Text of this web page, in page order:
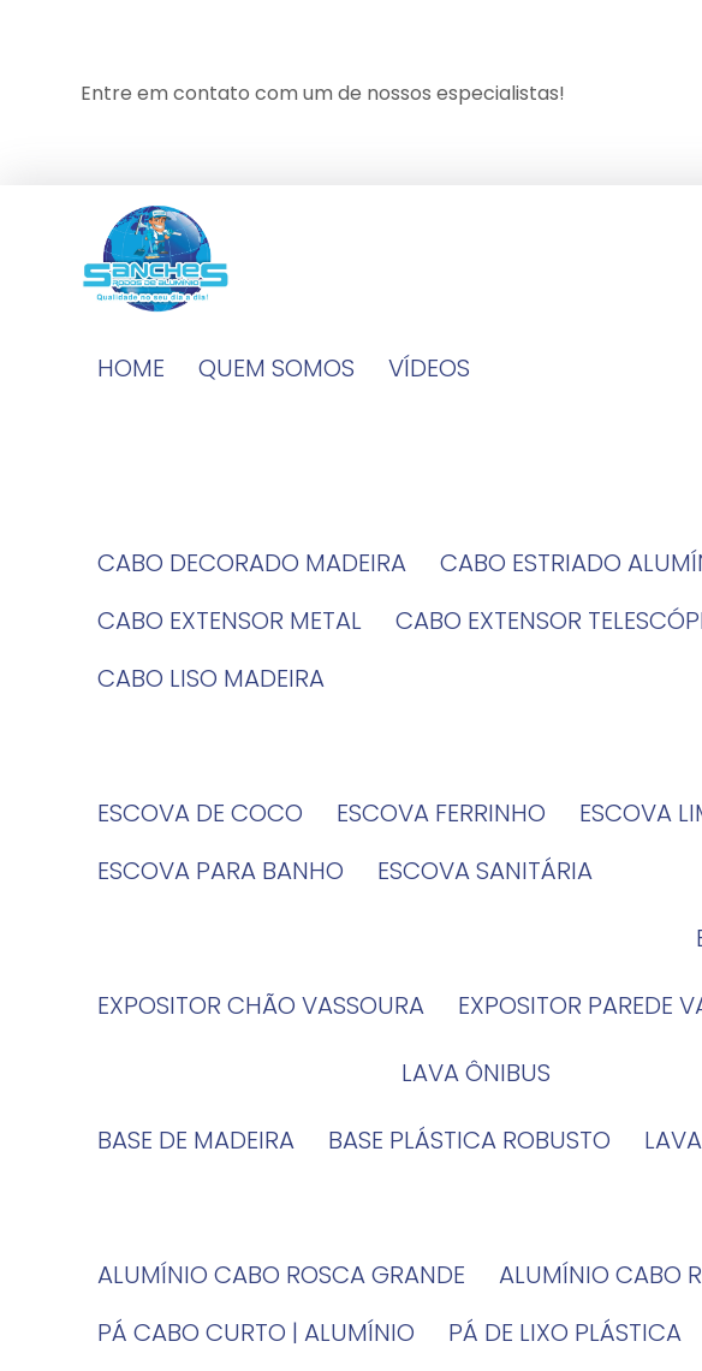
Entre em contato com um de nossos especialistas!
HOME QUEM SOMOS
VÍDEOS
CABO DECORADO MADEIRA
CABO ESTRIADO
CABO EXTENSOR METAL
CABO EXTENSOR
CABO LISO MADEIRA
ESCOVA DE COCO
ESCOVA FERRINHO ESCOVA
ESCOVA PARA BANHO
ESCOVA SANITÁRIA
EXPOSITOR CHÃO VASSOURA
EXPOSITOR PAREDE
LAVA ÔNIBUS
BASE DE MADEIRA
BASE PLÁSTICA ROBUSTO
ALUMÍNIO CABO ROSCA GRANDE
ALUMÍNIO CABO
PÁ CABO CURTO | ALUMÍNIO
PÁ DE LIXO PLÁSTICA